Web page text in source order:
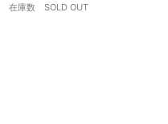
在庫数 SOLD OUT